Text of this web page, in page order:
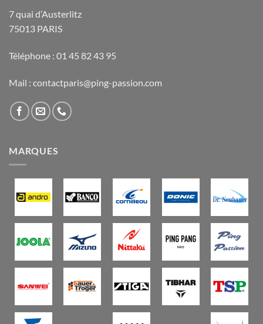
7 quai d’Austerlitz
75013 PARIS
Téléphone : 01 45 82 43 95
Mail : contactparis@ping-passion.com
MARQUES